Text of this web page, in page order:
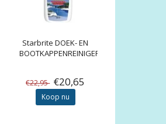
Starbrite DOEK- EN
BOOTKAPPENREINIGER
€22,95 €20,65
Koop nu